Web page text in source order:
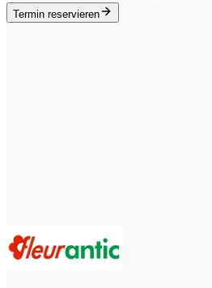
Termin reservieren